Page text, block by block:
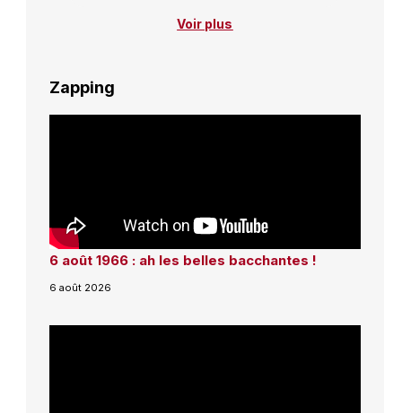
Voir plus
Zapping
6 août 1966 : ah les belles bacchantes !
6 août 2026